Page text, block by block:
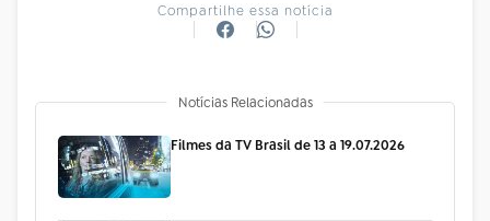
Compartilhe essa notícia
Notícias Relacionadas
Filmes da TV Brasil de 13 a 19.07.2026